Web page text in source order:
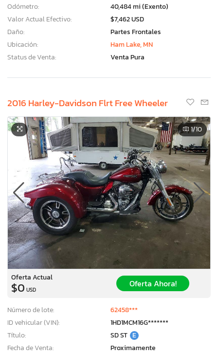
Odómetro:
40,484 mi (Exento)
Valor Actual Efectivo:
$7,462 USD
Daño:
Partes Frontales
Ubicación:
Ham Lake, MN
Status de Venta:
Venta Pura
2016 Harley-Davidson Flrt Free Wheeler
1/10
Oferta Actual
$0 USD
Oferta Ahora!
Número de lote:
62458***
ID vehicular (VIN):
1HD1MCM16G*******
Título:
SD ST E
Fecha de Venta:
Proximamente